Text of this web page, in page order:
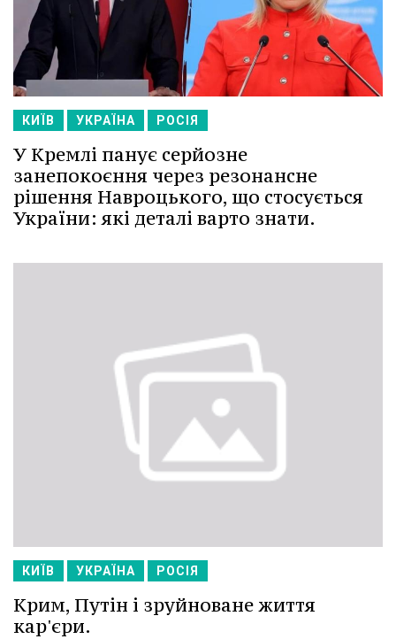
КИЇВ УКРАЇНА РОСІЯ
У Кремлі панує серйозне
занепокоєння через резонансне
рішення Навроцького, що стосується
України: які деталі варто знати.
КИЇВ УКРАЇНА РОСІЯ
Крим, Путін і зруйноване життя
кар'єри.